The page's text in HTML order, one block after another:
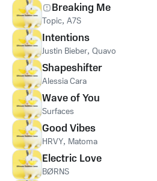
Breaking Me
Topic, A7S
Intentions
Justin Bieber, Quavo
Shapeshifter
Alessia Cara
Wave of You
Surfaces
Good Vibes
HRVY, Matoma
Electric Love
BØRNS